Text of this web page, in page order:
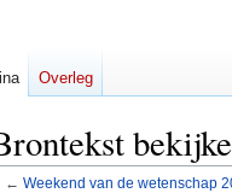
← Weekend van de wetenschap
Overleg